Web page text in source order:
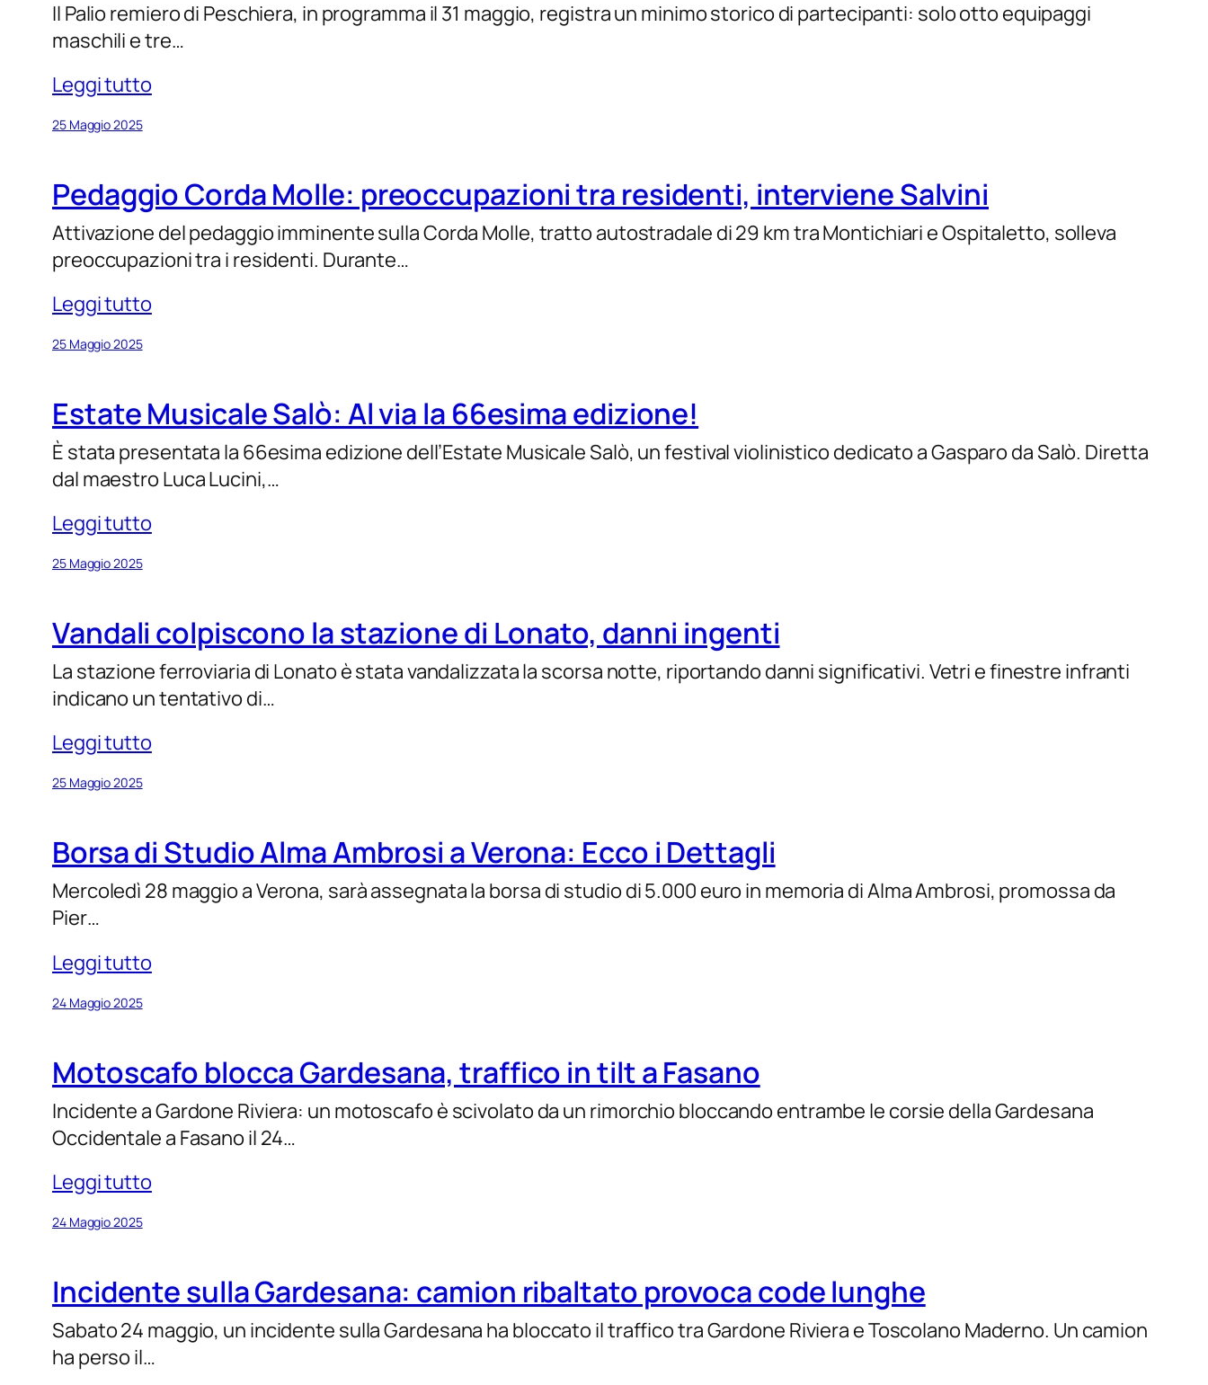
Il Palio remiero di Peschiera, in programma il 31 maggio, registra un minimo storico di partecipanti: solo otto equipaggi
maschili e tre…
Leggi tutto
25 Maggio 2025
Pedaggio Corda Molle: preoccupazioni tra residenti, interviene Salvini
Attivazione del pedaggio imminente sulla Corda Molle, tratto autostradale di 29 km tra Montichiari e Ospitaletto, solleva
preoccupazioni tra i residenti. Durante…
Leggi tutto
25 Maggio 2025
Estate Musicale Salò: Al via la 66esima edizione!
È stata presentata la 66esima edizione dell’Estate Musicale Salò, un festival violinistico dedicato a Gasparo da Salò. Diretta
dal maestro Luca Lucini,…
Leggi tutto
25 Maggio 2025
Vandali colpiscono la stazione di Lonato, danni ingenti
La stazione ferroviaria di Lonato è stata vandalizzata la scorsa notte, riportando danni significativi. Vetri e finestre infranti
indicano un tentativo di…
Leggi tutto
25 Maggio 2025
Borsa di Studio Alma Ambrosi a Verona: Ecco i Dettagli
Mercoledì 28 maggio a Verona, sarà assegnata la borsa di studio di 5.000 euro in memoria di Alma Ambrosi, promossa da
Pier…
Leggi tutto
24 Maggio 2025
Motoscafo blocca Gardesana, traffico in tilt a Fasano
Incidente a Gardone Riviera: un motoscafo è scivolato da un rimorchio bloccando entrambe le corsie della Gardesana
Occidentale a Fasano il 24…
Leggi tutto
24 Maggio 2025
Incidente sulla Gardesana: camion ribaltato provoca code lunghe
Sabato 24 maggio, un incidente sulla Gardesana ha bloccato il traffico tra Gardone Riviera e Toscolano Maderno. Un camion
ha perso il…